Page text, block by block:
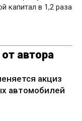
капитал в 1,2 раза
автора
акциз
автомобилей